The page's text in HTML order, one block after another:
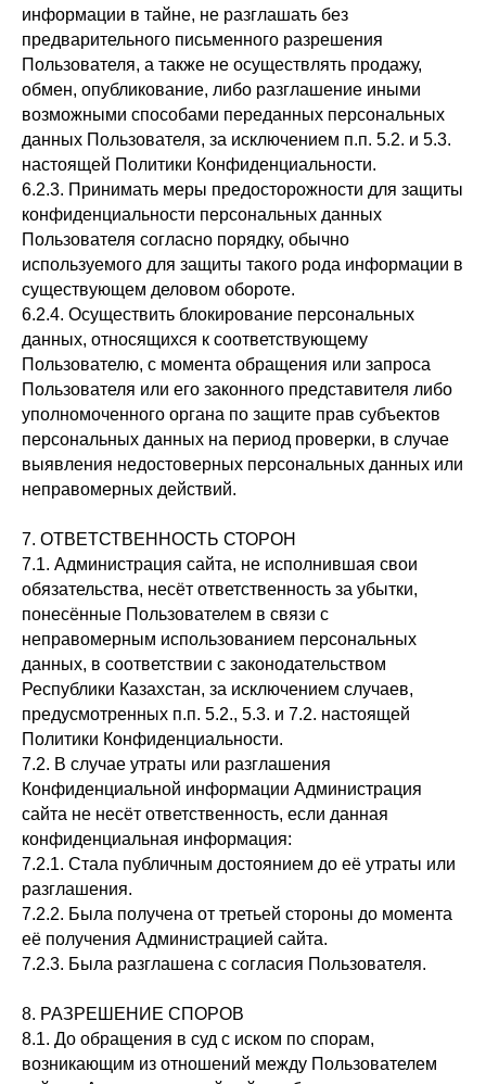
информации в тайне, не разглашать без
предварительного письменного разрешения
Пользователя, а также не осуществлять продажу,
обмен, опубликование, либо разглашение иными
возможными способами переданных персональных
данных Пользователя, за исключением п.п. 5.2. и 5.3.
настоящей Политики Конфиденциальности.
6.2.3. Принимать меры предосторожности для защиты
конфиденциальности персональных данных
Пользователя согласно порядку, обычно
используемого для защиты такого рода информации в
существующем деловом обороте.
6.2.4. Осуществить блокирование персональных
данных, относящихся к соответствующему
Пользователю, с момента обращения или запроса
Пользователя или его законного представителя либо
уполномоченного органа по защите прав субъектов
персональных данных на период проверки, в случае
выявления недостоверных персональных данных или
неправомерных действий.
7. ОТВЕТСТВЕННОСТЬ СТОРОН
7.1. Администрация сайта, не исполнившая свои
обязательства, несёт ответственность за убытки,
понесённые Пользователем в связи с
неправомерным использованием персональных
данных, в соответствии с законодательством
Республики Казахстан, за исключением случаев,
предусмотренных п.п. 5.2., 5.3. и 7.2. настоящей
Политики Конфиденциальности.
7.2. В случае утраты или разглашения
Конфиденциальной информации Администрация
сайта не несёт ответственность, если данная
конфиденциальная информация:
7.2.1. Стала публичным достоянием до её утраты или
разглашения.
7.2.2. Была получена от третьей стороны до момента
её получения Администрацией сайта.
7.2.3. Была разглашена с согласия Пользователя.
8. РАЗРЕШЕНИЕ СПОРОВ
8.1. До обращения в суд с иском по спорам,
возникающим из отношений между Пользователем